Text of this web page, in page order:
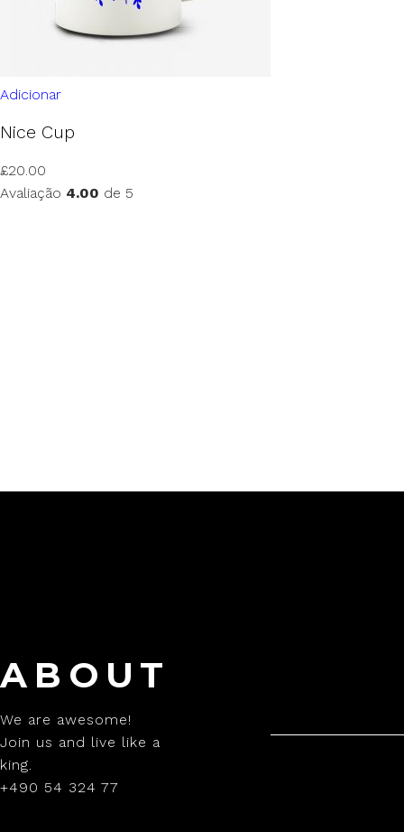
Adicionar
Nice Cup
£20.00
Avaliação 4.00 de 5
ABOUT
We are awesome!
Join us and live like a
king.
+490 54 324 77